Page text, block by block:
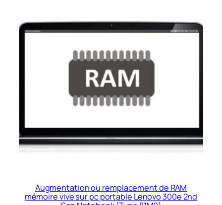
Augmentation ou remplacement de RAM
mémoire vive sur pc portable Lenovo 300e 2nd